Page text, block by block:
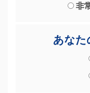
非
あなた